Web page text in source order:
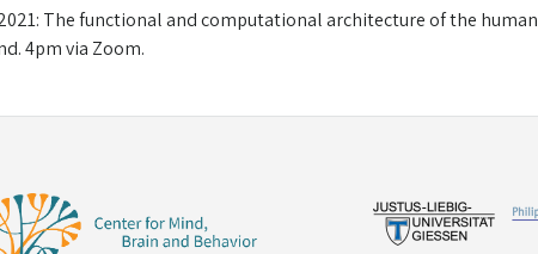
The functional and computational architecture of the human
4pm via Zoom.